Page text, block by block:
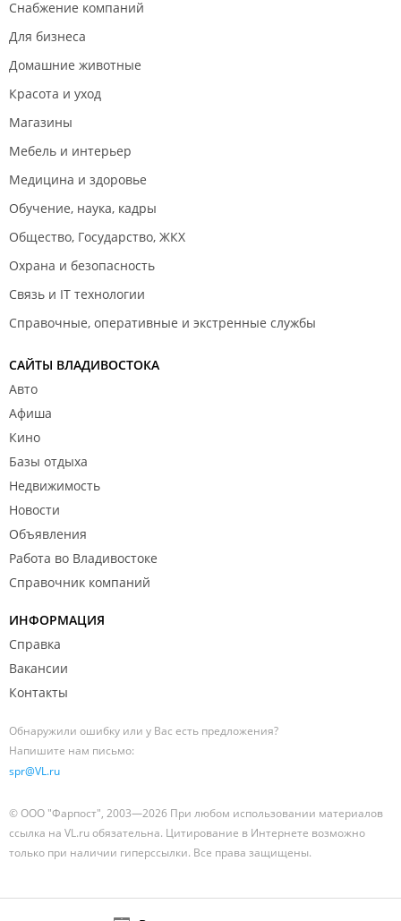
Снабжение компаний
Для бизнеса
Домашние животные
Красота и уход
Магазины
Мебель и интерьер
Медицина и здоровье
Обучение, наука, кадры
Общество, Государство, ЖКХ
Охрана и безопасность
Связь и IT технологии
Справочные, оперативные и экстренные службы
САЙТЫ ВЛАДИВОСТОКА
Авто
Афиша
Кино
Базы отдыха
Недвижимость
Новости
Объявления
Работа во Владивостоке
Справочник компаний
ИНФОРМАЦИЯ
Справка
Вакансии
Контакты
Обнаружили ошибку или у Вас есть предложения?
Напишите нам письмо:
spr@VL.ru
© ООО "Фарпост", 2003—2026 При любом использовании материалов
ссылка на VL.ru обязательна. Цитирование в Интернете возможно
только при наличии гиперссылки. Все права защищены.